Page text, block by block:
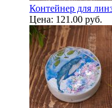
Контейнер для
Цена: 121.00 руб.